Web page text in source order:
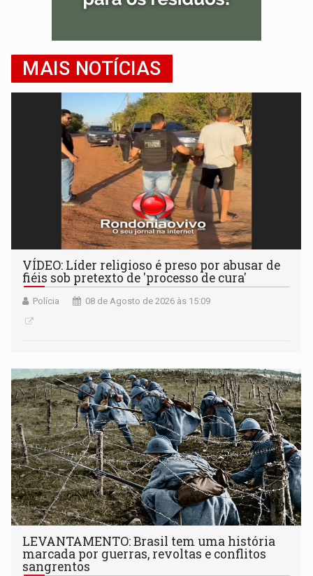
MAIS NOTÍCIAS
VÍDEO: Líder religioso é preso por abusar de
fiéis sob pretexto de 'processo de cura'
Polícia 08 de Agosto de 2026 às 15:09
LEVANTAMENTO: Brasil tem uma história
marcada por guerras, revoltas e conflitos
sangrentos